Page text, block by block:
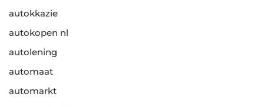
autokkazie
autokopen nl
autolening
automaat
automarkt